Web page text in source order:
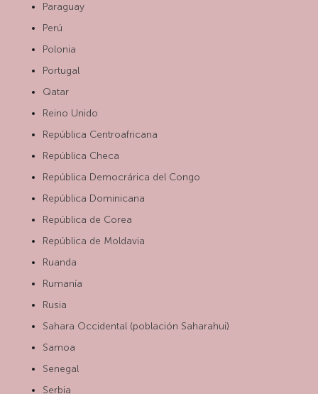
Paraguay
Perú
Polonia
Portugal
Qatar
Reino Unido
República Centroafricana
República Checa
República Democrárica del Congo
República Dominicana
República de Corea
República de Moldavia
Ruanda
Rumanía
Rusia
Sahara Occidental (población Saharahui)
Samoa
Senegal
Serbia